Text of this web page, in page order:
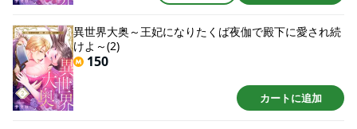
異世界大奥～王妃になりたくば夜伽で殿下に愛され続
けよ～(2)
150
カートに追加